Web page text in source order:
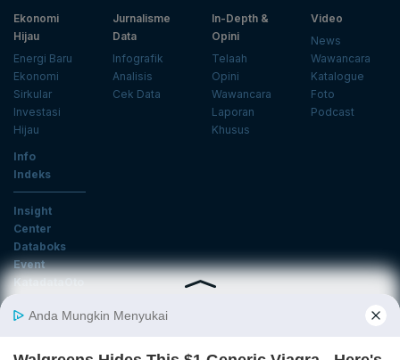
Ekonomi
Hijau
Energi Baru
Ekonomi
Sirkular
Investasi
Hijau
Jurnalisme
Data
Infografik
Analisis
Cek Data
In-Depth &
Opini
Telaah
Opini
Wawancara
Laporan
Khusus
Video
News
Wawancara
Katalogue
Foto
Podcast
Info
Indeks
Insight
Center
Databoks
Event
KatadataOto
Email